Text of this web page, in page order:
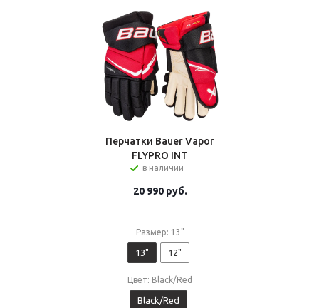
Перчатки Bauer Vapor
FLYPRO INT
в наличии
20 990руб.
Размер: 13"
13" 12"
Цвет: Black/Red
Black/Red